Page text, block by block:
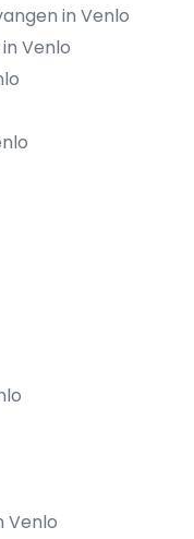
in Venlo
Venlo
Venlo